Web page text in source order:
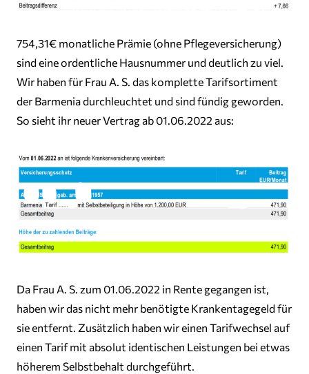
754,31€ monatliche Prämie (ohne Pflegeversicherung)
sind eine ordentliche Hausnummer und deutlich zu viel.
Wir haben für Frau A. S. das komplette Tarifsortiment
der Barmenia durchleuchtet und sind fündig geworden.
So sieht ihr neuer Vertrag ab 01.06.2022 aus:
Da Frau A. S. zum 01.06.2022 in Rente gegangen ist,
haben wir das nicht mehr benötigte Krankentagegeld für
sie entfernt. Zusätzlich haben wir einen Tarifwechsel auf
einen Tarif mit absolut identischen Leistungen bei etwas
höherem Selbstbehalt durchgeführt.